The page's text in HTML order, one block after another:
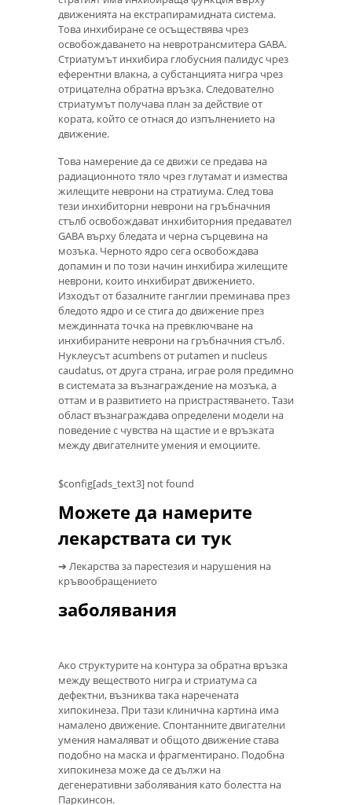
движенията на екстрапирамидната система.
Това инхибиране се осъществява чрез
освобождаването на невротрансмитера GABA.
Стриатумът инхибира глобусния палидус чрез
еферентни влакна, а субстанцията нигра чрез
отрицателна обратна връзка. Следователно
стриатумът получава план за действие от
кората, който се отнася до изпълнението на
движение.
Това намерение да се движи се предава на
радиационното тяло чрез глутамат и измества
жилещите неврони на стратиума. След това
тези инхибиторни неврони на гръбначния
стълб освобождават инхибиторния предавател
GABA върху бледата и черна сърцевина на
мозъка. Черното ядро ​​сега освобождава
допамин и по този начин инхибира жилещите
неврони, които инхибират движението.
Изходът от базалните ганглии преминава през
бледото ядро ​​и се стига до движение през
междинната точка на превключване на
инхибираните неврони на гръбначния стълб.
Нуклеусът acumbens от putamen и nucleus
caudatus, от друга страна, играе роля предимно
в системата за възнаграждение на мозъка, а
оттам и в развитието на пристрастяването. Тази
област възнаграждава определени модели на
поведение с чувства на щастие и е връзката
между двигателните умения и емоциите.
$config[ads_text3] not found
Можете да намерите
лекарствата си тук
➔ Лекарства за парестезия и нарушения на
кръвообращението
заболявания
Ако структурите на контура за обратна връзка
между веществото нигра и стриатума са
дефектни, възниква така наречената
хипокинеза. При тази клинична картина има
намалено движение. Спонтанните двигателни
умения намаляват и общото движение става
подобно на маска и фрагментирано. Подобна
хипокинеза може да се дължи на
дегенеративни заболявания като болестта на
Паркинсон.